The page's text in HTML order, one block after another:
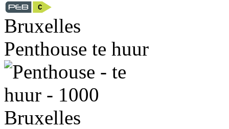
Bruxelles
Penthouse te huur